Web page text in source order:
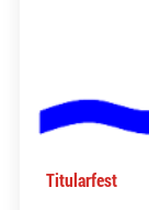
Titularfest